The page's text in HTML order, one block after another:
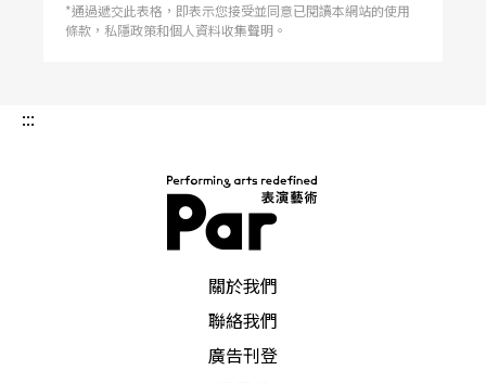
堂創立於1972年，目的在表揚教育、研究、行政等
有重大貢獻的打擊樂專業人士，已是公認打擊樂界
表演藝術經典作品大陸巡演計畫」7月15日起受理
申請 文化部「文化部補助國內表演藝術經典作品
大陸巡演作業要點」自實施以來已有超過30個
*通過遞交此表格，即表示您接受並同意已閱讀本網站的使用
條款，私隱政策和個人資料收集聲明。
:::
關於我們
聯絡我們
廣告刊登